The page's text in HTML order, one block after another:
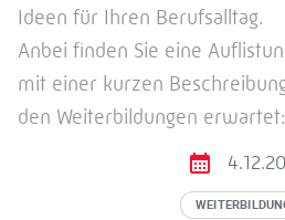
Ideen für Ihren Berufsalltag.
Anbei finden Sie eine
mit einer kurzen
den Weiterbildungen erwartet: